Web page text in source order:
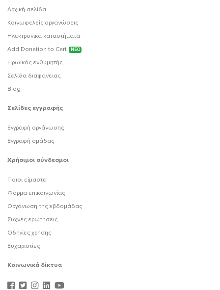
Αρχική σελίδα
Κοινωφελείς οργανώσεις
Ηλεκτρονικά καταστήματα
Add Donation to Cart
ΝΕΟ
Ηρωικός ενθυμητής
Σελίδα διαφάνειας
Blog
Σελίδες εγγραφής
Εγγραφή οργάνωσης
Εγγραφή ομάδας
Χρήσιμοι σύνδεσμοι
Ποιοι είμαστε
Φόρμα επικοινωνίας
Οργάνωση της εβδομάδας
Συχνές ερωτήσεις
Οδηγίες χρήσης
Ευχαριστίες
Κοινωνικά δίκτυα